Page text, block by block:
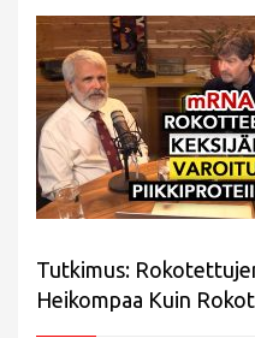
Tutkimus:
Heikompaa Kuin